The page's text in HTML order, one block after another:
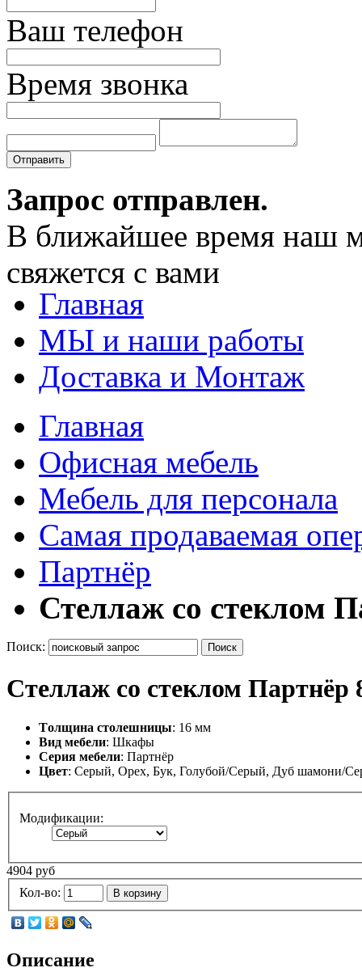
Ваш телефон
Время звонка
Отправить
Запрос отправлен.
В ближайшее время наш
свяжется с вами
Главная
МЫ и наши работы
Доставка и Монтаж
Главная
Офисная мебель
Мебель для персонала
Самая продаваемая
Партнёр
Стеллаж со стеклом
Поиск: Поиск
Стеллаж со стеклом Партнёр
Tолщина столешницы: 16 мм
Вид мебели: Шкафы
Серия мебели: Партнёр
Цвет: Серый, Орех, Бук, Голубой/Серый, Дуб шамони/
Модификации:
4904 руб
Кол-во:
В корзину
Описание